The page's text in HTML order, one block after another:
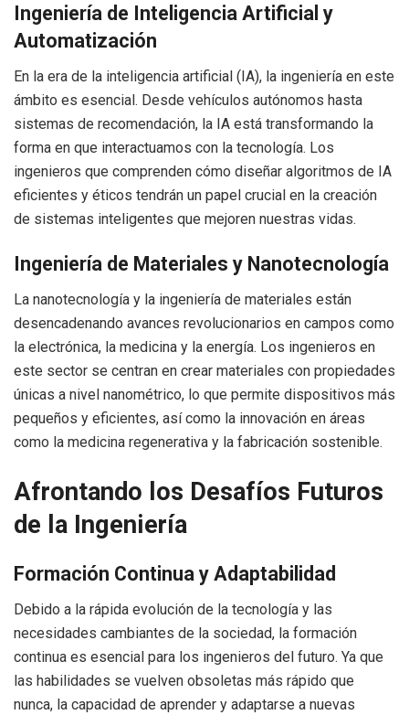
Ingeniería de Inteligencia Artificial y
Automatización
En la era de la inteligencia artificial (IA), la ingeniería en este
ámbito es esencial. Desde vehículos autónomos hasta
sistemas de recomendación, la IA está transformando la
forma en que interactuamos con la tecnología. Los
ingenieros que comprenden cómo diseñar algoritmos de IA
eficientes y éticos tendrán un papel crucial en la creación
de sistemas inteligentes que mejoren nuestras vidas.
Ingeniería de Materiales y Nanotecnología
La nanotecnología y la ingeniería de materiales están
desencadenando avances revolucionarios en campos como
la electrónica, la medicina y la energía. Los ingenieros en
este sector se centran en crear materiales con propiedades
únicas a nivel nanométrico, lo que permite dispositivos más
pequeños y eficientes, así como la innovación en áreas
como la medicina regenerativa y la fabricación sostenible.
Afrontando los Desafíos Futuros
de la Ingeniería
Formación Continua y Adaptabilidad
Debido a la rápida evolución de la tecnología y las
necesidades cambiantes de la sociedad, la formación
continua es esencial para los ingenieros del futuro. Ya que
las habilidades se vuelven obsoletas más rápido que
nunca, la capacidad de aprender y adaptarse a nuevas